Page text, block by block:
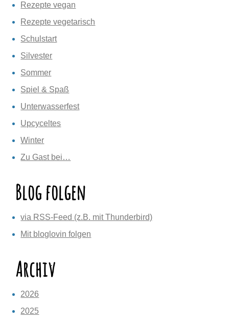
Rezepte vegan
Rezepte vegetarisch
Schulstart
Silvester
Sommer
Spiel & Spaß
Unterwasserfest
Upcyceltes
Winter
Zu Gast bei…
Blog folgen
via RSS-Feed (z.B. mit Thunderbird)
Mit bloglovin folgen
Archiv
2026
2025